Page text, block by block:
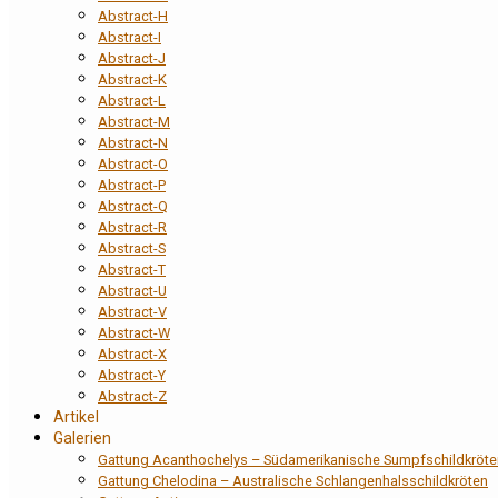
Abstract-H
Abstract-I
Abstract-J
Abstract-K
Abstract-L
Abstract-M
Abstract-N
Abstract-O
Abstract-P
Abstract-Q
Abstract-R
Abstract-S
Abstract-T
Abstract-U
Abstract-V
Abstract-W
Abstract-X
Abstract-Y
Abstract-Z
Artikel
Galerien
Gattung Acanthochelys – Südamerikanische
Gattung Chelodina – Australische Schlangenhalsschildkröten